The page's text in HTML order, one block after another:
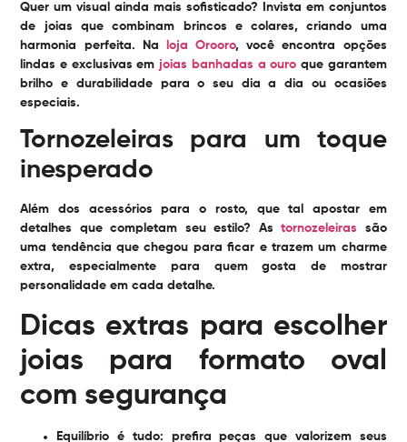
Quer um visual ainda mais sofisticado? Invista em conjuntos
de joias que combinam brincos e colares, criando uma
harmonia perfeita. Na
loja Orooro, você encontra opções
lindas e exclusivas em joias banhadas a ouro que garantem
brilho e durabilidade para o seu dia a dia ou ocasiões
especiais.
Tornozeleiras para um toque
inesperado
Além dos acessórios para o rosto, que tal apostar em
detalhes que completam seu estilo? Astornozeleiras são
uma tendência que chegou para ficar e trazem um charme
extra, especialmente para quem gosta de mostrar
personalidade em cada detalhe.
Dicas extras para escolher
joias para formato oval
com segurança
Equilíbrio é tudo: prefira peças que valorizem seus